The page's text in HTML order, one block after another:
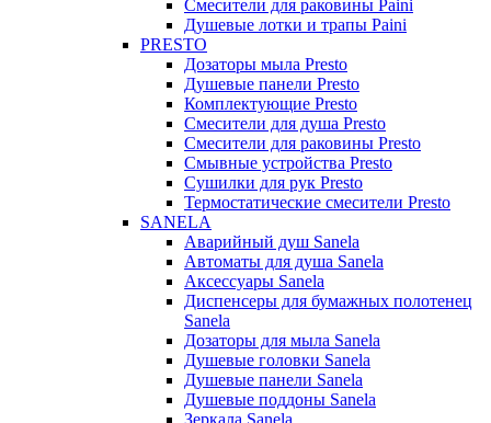
Смесители для раковины Paini
Душевые лотки и трапы Paini
PRESTO
Дозаторы мыла Presto
Душевые панели Presto
Комплектующие Presto
Смесители для душа Presto
Смесители для раковины Presto
Смывные устройства Presto
Сушилки для рук Presto
Термостатические смесители Presto
SANELA
Аварийный душ Sanela
Автоматы для душа Sanela
Аксессуары Sanela
Диспенсеры для бумажных полотенец
Sanela
Дозаторы для мыла Sanela
Душевые головки Sanela
Душевые панели Sanela
Душевые поддоны Sanela
Зеркала Sanela